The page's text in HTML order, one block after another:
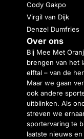
Cody Gakpo
Virgil van Dijk
Denzel Dumfries
Over ons
Bij Mee Met
brengen van het
elftal – van de
Maar we gaan
ook andere
uitblinken. Als
streven we
sportervaring te
laatste nieuws